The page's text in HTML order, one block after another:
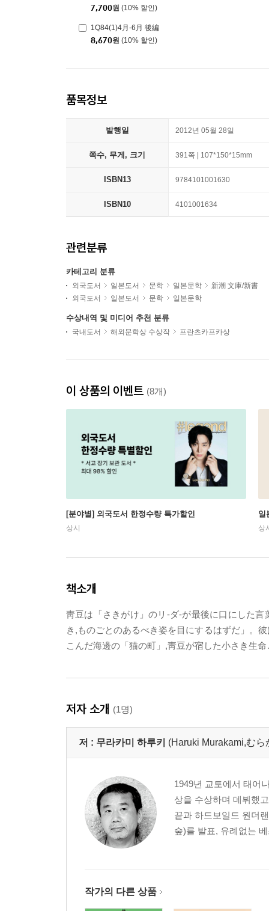
7,700원 (10% 할인)
1Q84(1)4月-6月 後編
8,670원 (10% 할인)
품목정보
발행일 2012년 05월 28일
쪽수, 무게, 크기 391쪽 | 107*150*15mm
ISBN13 9784101001630
ISBN10 4101001634
관련분류
카테고리 분류
외국도서 일본도서 문학 일본문학
新潮 文庫/新書
외국도서
일본도서 문학 일본문학
수상내역 및 미디어 추천 분류
국내도서 해외문학상 수상작 프란츠카프카상
이 상품의 이벤트 (8개)
[분야별] 외국도서 한정수량 특가할인
상시
일
상
책소개
靑豆は「さきがけ」のリ-ダ-が最後に口にした
き,ものごとのあるべき姿を目にするはずだ」。
こんだ海邊の「猫の町」,靑豆が宿した小さき生
저자 소개 (1명)
저 : 무라카미 하루키 (Haruki Murakami,む
1949년 교토에서 태어
상을 수상하며 데뷔했
끝과 하드보일드 원더
숲)를 발표, 유례없는
작가의 다른 상품